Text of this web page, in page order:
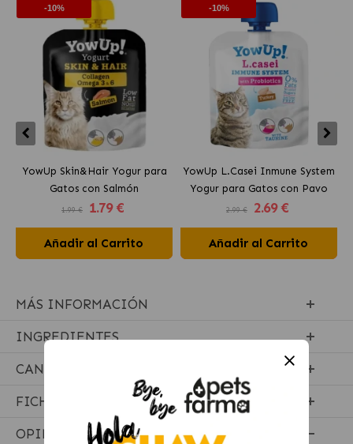
-10%
YowUp Skin&Hair Yogur para
Gatos con Salmón
1.99 € 1.79 €
Añadir al Carrito
-10%
YowUp L.Casei Inmune System
Yogur para Gatos con Pavo
2.99 € 2.69 €
Añadir al Carrito
MÁS INFORMACIÓN
INGREDIENTES
CANTIDADES RECOMENDADAS
FICHA TÉCNICA
OPINIONES